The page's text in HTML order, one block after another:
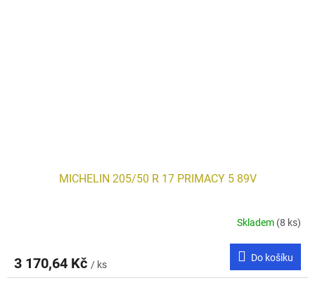
MICHELIN 205/50 R 17 PRIMACY 5 89V
Skladem (8 ks)
3 170,64 Kč / ks
Do košíku